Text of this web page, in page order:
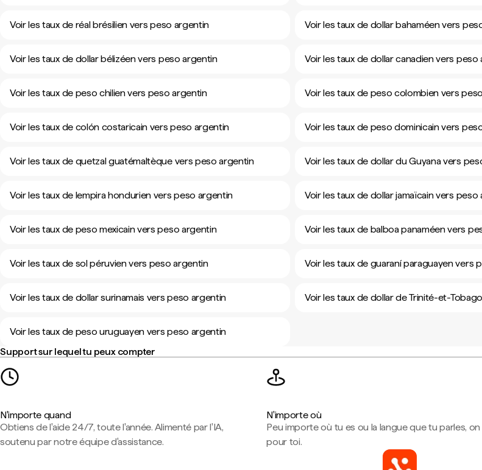
Voir les taux de réal brésilien vers peso argentin Voir les taux de dollar bahaméen vers
Voir les taux de dollar bélizéen vers peso argentin Voir les taux de dollar canadien vers peso
Voir les taux de peso chilien vers peso argentin Voir les taux de peso colombien vers
Voir les taux de colón costaricain vers peso argentin Voir les taux de peso dominicain vers
Voir les taux de quetzal guatémaltèque vers peso argentin Voir les taux de dollar du Guyana vers
Voir les taux de lempira hondurien vers peso argentin Voir les taux de dollar jamaïcain vers peso
Voir les taux de peso mexicain vers peso argentin Voir les taux de balboa panaméen vers
Voir les taux de sol péruvien vers peso argentin Voir les taux de guaraní paraguayen vers
Voir les taux de dollar surinamais vers peso argentin Voir les taux de dollar de Trinité-et-
Voir les taux de peso uruguayen vers peso argentin
Support sur lequel tu peux compter
N'importe quand
Obtiens de l'aide 24/7, toute l'année. Alimenté par l'IA,
soutenu par notre équipe d'assistance.
N'importe où
Peu importe où tu es ou la langue que tu parles, on
pour toi.